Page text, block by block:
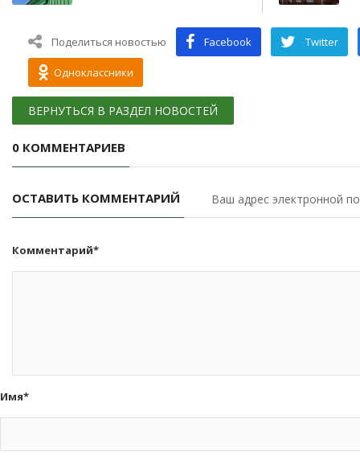
Поделиться новостью Facebook Twitter
Одноклассники
ВЕРНУТЬСЯ В РАЗДЕЛ НОВОСТЕЙ
0 КОММЕНТАРИЕВ
ОСТАВИТЬ КОММЕНТАРИЙ Ваш адрес электронной
Комментарий*
Имя*